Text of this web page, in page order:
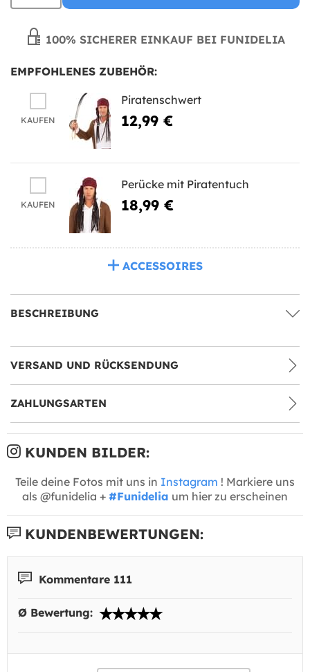
100% SICHERER EINKAUF BEI FUNIDELIA
EMPFOHLENES ZUBEHÖR:
KAUFEN
Piratenschwert
12,99 €
KAUFEN
Perücke mit Piratentuch
18,99 €
ACCESSOIRES
BESCHREIBUNG
VERSAND UND RÜCKSENDUNG
ZAHLUNGSARTEN
KUNDEN BILDER:
Teile deine Fotos mit uns in Instagram ! Markiere uns
als @funidelia + #Funidelia um hier zu erscheinen
KUNDENBEWERTUNGEN:
Kommentare 111
Ø Bewertung: